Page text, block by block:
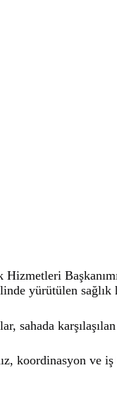
yürütülen
sahada
koordinasyon ve